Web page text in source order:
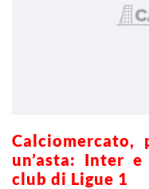
Calciomercato,
un’asta: Inter
club di Ligue 1